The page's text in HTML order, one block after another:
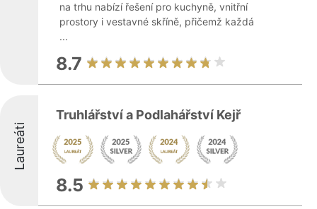
na trhu nabízí řešení pro kuchyně, vnitřní
prostory i vestavné skříně, přičemž každá
...
8.7
Laureáti
Truhlářství a Podlahářství Kejř
8.5